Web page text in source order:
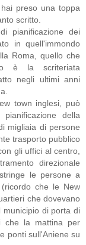
preso una toppa
scritto.
pianificazione dei
in quell'immondo
Roma, quello che
è la scriteriata
negli ultimi anni
town inglesi, può
della
migliaia di persone
trasporto pubblico
gli uffici al centro,
direzionale
le persone a
che le New
che dovevano
municipio di porta di
che la mattina per
ponti sull'Aniene su